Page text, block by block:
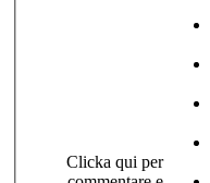
Clicka qui per